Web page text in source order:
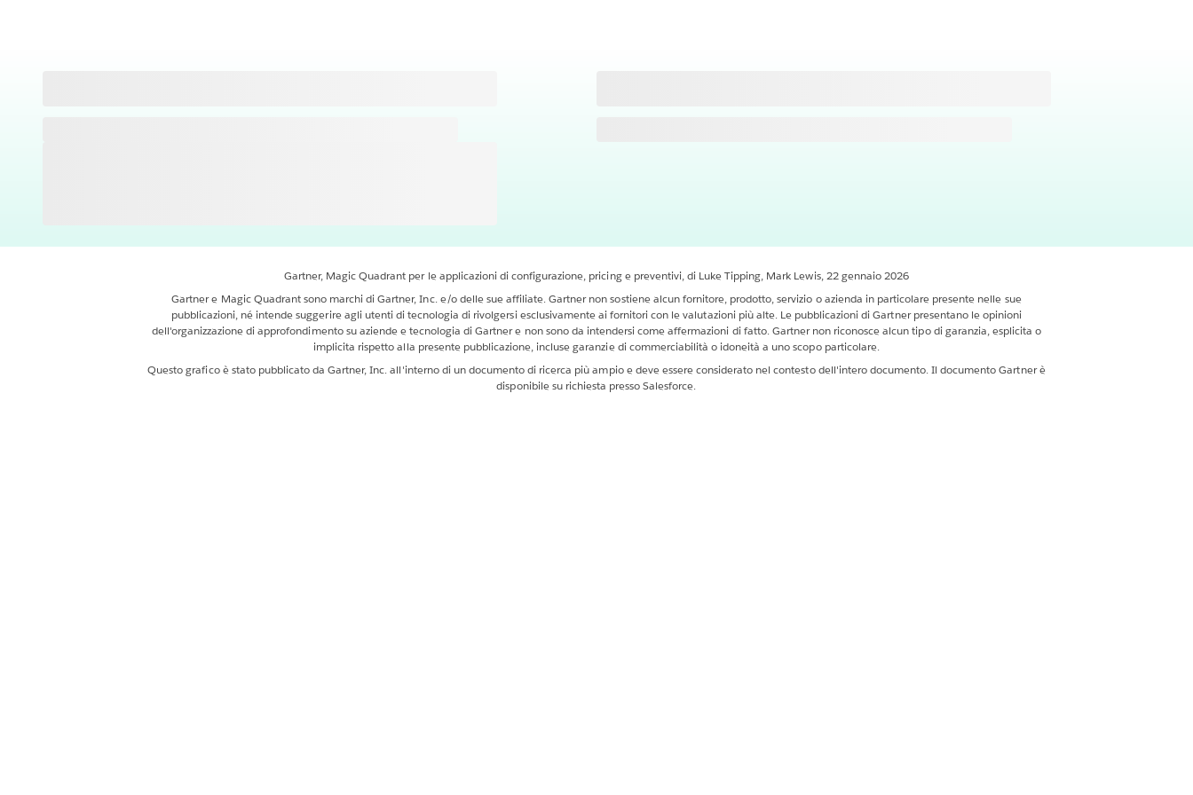
Gartner, Magic Quadrant per le applicazioni di configurazione, pricing e preventivi, di Luke Tipping, Mark Lewis, 22 gennaio 2026
Gartner e Magic Quadrant sono marchi di Gartner, Inc. e/o delle sue affiliate. Gartner non sostiene alcun fornitore, prodotto, servizio o azienda in particolare presente nelle sue
pubblicazioni, né intende suggerire agli utenti di tecnologia di rivolgersi esclusivamente ai fornitori con le valutazioni più alte. Le pubblicazioni di Gartner presentano le opinioni
dell'organizzazione di approfondimento su aziende e tecnologia di Gartner e non sono da intendersi come affermazioni di fatto. Gartner non riconosce alcun tipo di garanzia, esplicita o
implicita rispetto alla presente pubblicazione, incluse garanzie di commerciabilità o idoneità a uno scopo particolare.
Questo grafico è stato pubblicato da Gartner, Inc. all'interno di un documento di ricerca più ampio e deve essere considerato nel contesto dell'intero documento. Il documento Gartner è
disponibile su richiesta presso Salesforce.